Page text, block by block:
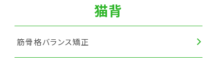
猫背
筋骨格バランス矯正